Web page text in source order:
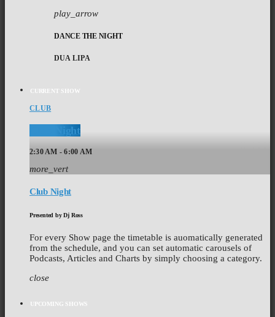
play_arrow
DANCE THE NIGHT
DUA LIPA
CURRENT SHOW
CLUB
Club Night
2:30 AM - 6:00 AM
more_vert
Club Night
Presented by Dj Ross
For every Show page the timetable is auomatically generated
from the schedule, and you can set automatic carousels of
Podcasts, Articles and Charts by simply choosing a category.
close
UPCOMING SHOWS